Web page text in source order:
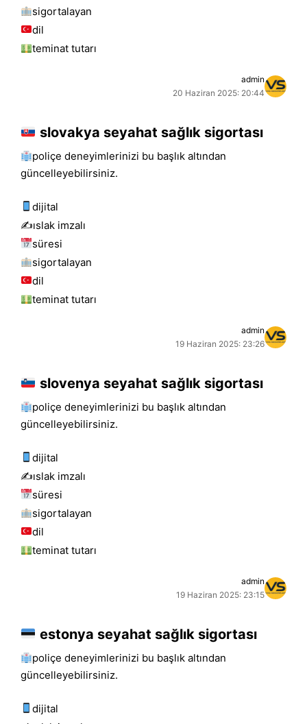
sigortalayan
dil
teminat tutarı
admin
20 Haziran 2025: 20:44
slovakya seyahat sağlık sigortası
poliçe deneyimlerinizi bu başlık altından
güncelleyebilirsiniz.
dijital
✍️islak i̇mzalı
süresi
sigortalayan
dil
teminat tutarı
admin
19 Haziran 2025: 23:26
slovenya seyahat sağlık sigortası
poliçe deneyimlerinizi bu başlık altından
güncelleyebilirsiniz.
dijital
✍️islak i̇mzalı
süresi
sigortalayan
dil
teminat tutarı
admin
19 Haziran 2025: 23:15
estonya seyahat sağlık sigortası
poliçe deneyimlerinizi bu başlık altından
güncelleyebilirsiniz.
dijital